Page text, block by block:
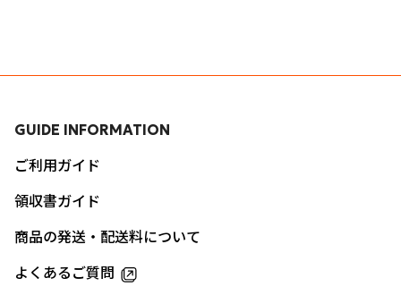
GUIDE INFORMATION
ご利用ガイド
領収書ガイド
商品の発送・配送料について
よくあるご質問